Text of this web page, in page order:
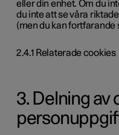
eller din enhet. Om du
du inte att se våra
(men du kan fortfarande
2.4.1 Relaterade cookies
3. Delning av